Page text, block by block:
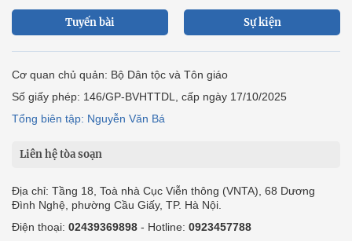
Tuyến bài Sự kiện
Cơ quan chủ quản: Bộ Dân tộc và Tôn giáo
Số giấy phép: 146/GP-BVHTTDL, cấp ngày 17/10/2025
Tổng biên tập: Nguyễn Văn Bá
Liên hệ tòa soạn
Địa chỉ: Tầng 18, Toà nhà Cục Viễn thông (VNTA), 68 Dương
Đình Nghệ, phường Cầu Giấy, TP. Hà Nội.
Điện thoại: 02439369898 - Hotline: 0923457788